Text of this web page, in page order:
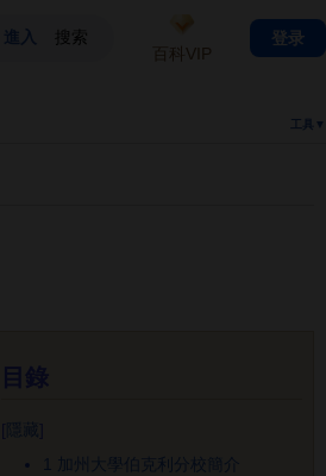
工具▼
1 加州大學伯克利分校簡介
百科VIP
登录